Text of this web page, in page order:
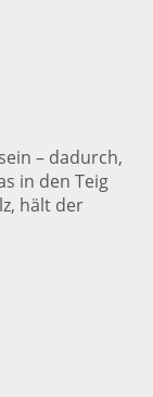
– dadurch,
in den Teig
hält der